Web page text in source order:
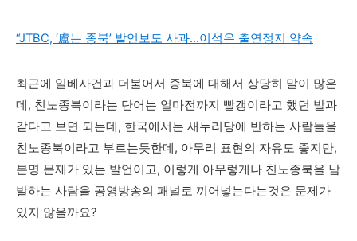
“JTBC, ‘盧는 종북’ 발언보도 사과…이석우 출연정지 약속
최근에 일베사건과 더불어서 종북에 대해서 상당히 말이 많은
데, 친노종북이라는 단어는 얼마전까지 빨갱이라고 했던 발과
같다고 보면 되는데, 한국에서는 새누리당에 반하는 사람들을
친노종북이라고 부르는듯한데, 아무리 표현의 자유도 좋지만,
분명 문제가 있는 발언이고, 이렇게 아무렇게나 친노종북을 남
발하는 사람을 공영방송의 패널로 끼어넣는다는것은 문제가
있지 않을까요?